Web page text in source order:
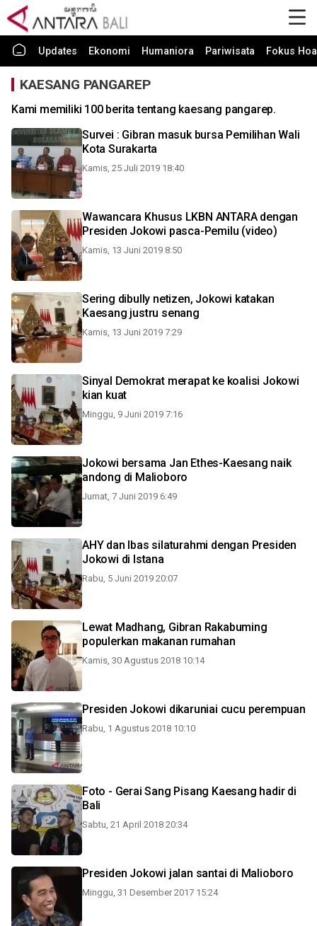
Updates Ekonomi Humaniora Pariwisata Fokus
KAESANG PANGAREP
Kami memiliki 100 berita tentang kaesang pangarep.
Survei : Gibran masuk bursa Pemilihan Wali
Kota Surakarta
Kamis, 25 Juli 2019 18:40
Wawancara Khusus LKBN ANTARA dengan
Presiden Jokowi pasca-Pemilu (video)
Kamis, 13 Juni 2019 8:50
Sering dibully netizen, Jokowi katakan
Kaesang justru senang
Kamis, 13 Juni 2019 7:29
Sinyal Demokrat merapat ke koalisi Jokowi
kian kuat
Minggu, 9 Juni 2019 7:16
Jokowi bersama Jan Ethes-Kaesang naik
andong di Malioboro
Jumat, 7 Juni 2019 6:49
AHY dan Ibas silaturahmi dengan Presiden
Jokowi di Istana
Rabu, 5 Juni 2019 20:07
Lewat Madhang, Gibran Rakabuming
populerkan makanan rumahan
Kamis, 30 Agustus 2018 10:14
Presiden Jokowi dikaruniai cucu perempuan
Rabu, 1 Agustus 2018 10:10
Foto - Gerai Sang Pisang Kaesang hadir di
Bali
Sabtu, 21 April 2018 20:34
Presiden Jokowi jalan santai di Malioboro
Minggu, 31 Desember 2017 15:24